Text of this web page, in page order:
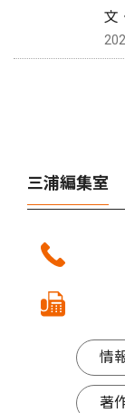
文
三浦編集室
情
著